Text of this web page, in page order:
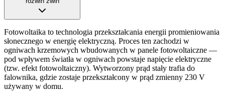
Fotowoltaika to technologia przekształcania energii promieniowania
słonecznego w energię elektryczną. Proces ten zachodzi w
ogniwach krzemowych wbudowanych w panele fotowoltaiczne —
pod wpływem światła w ogniwach powstaje napięcie elektryczne
(tzw. efekt fotowoltaiczny). Wytworzony prąd stały trafia do
falownika, gdzie zostaje przekształcony w prąd zmienny 230 V
używany w domu.